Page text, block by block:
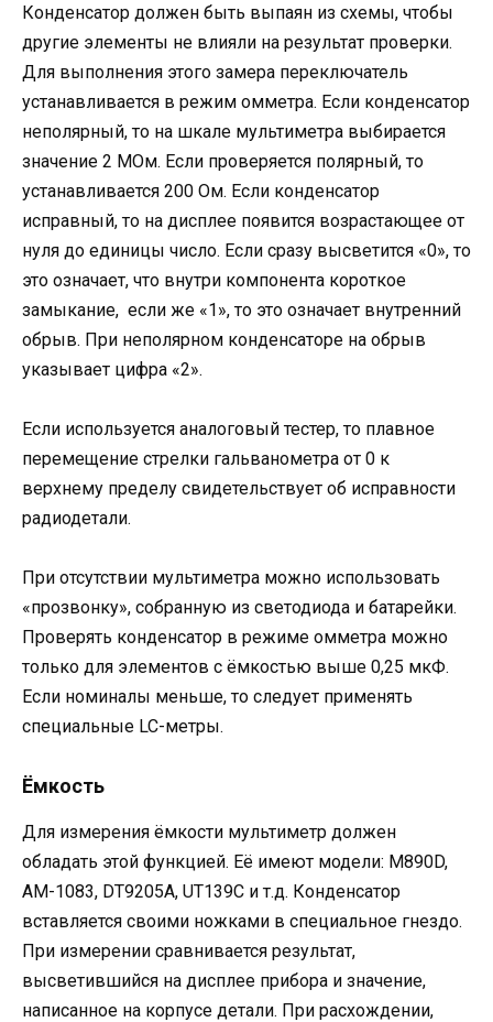
Конденсатор должен быть выпаян из схемы, чтобы
другие элементы не влияли на результат проверки.
Для выполнения этого замера переключатель
устанавливается в режим омметра. Если конденсатор
неполярный, то на шкале мультиметра выбирается
значение 2 МОм. Если проверяется полярный, то
устанавливается 200 Ом. Если конденсатор
исправный, то на дисплее появится возрастающее от
нуля до единицы число. Если сразу высветится «0», то
это означает, что внутри компонента короткое
замыкание, если же «1», то это означает внутренний
обрыв. При неполярном конденсаторе на обрыв
указывает цифра «2».
Если используется аналоговый тестер, то плавное
перемещение стрелки гальванометра от 0 к
верхнему пределу свидетельствует об исправности
радиодетали.
При отсутствии мультиметра можно использовать
«прозвонку», собранную из светодиода и батарейки.
Проверять конденсатор в режиме омметра можно
только для элементов с ёмкостью выше 0,25 мкФ.
Если номиналы меньше, то следует применять
специальные LC-метры.
Ёмкость
Для измерения ёмкости мультиметр должен
обладать этой функцией. Её имеют модели: M890D,
AM-1083, DT9205A, UT139C и т.д. Конденсатор
вставляется своими ножками в специальное гнездо.
При измерении сравнивается результат,
высветившийся на дисплее прибора и значение,
написанное на корпусе детали. При расхождении,